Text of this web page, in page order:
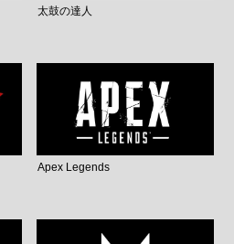
太鼓の達人
Apex Legends